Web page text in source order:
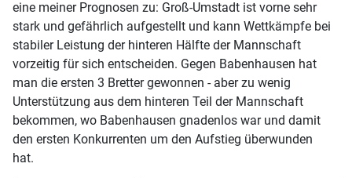
eine meiner Prognosen zu: Groß-Umstadt ist vorne sehr
stark und gefährlich aufgestellt und kann Wettkämpfe bei
stabiler Leistung der hinteren Hälfte der Mannschaft
vorzeitig für sich entscheiden. Gegen Babenhausen hat
man die ersten 3 Bretter gewonnen - aber zu wenig
Unterstützung aus dem hinteren Teil der Mannschaft
bekommen, wo Babenhausen gnadenlos war und damit
den ersten Konkurrenten um den Aufstieg überwunden
hat.